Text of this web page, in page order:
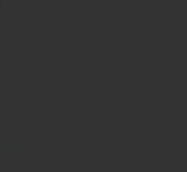
ICON TO SEE MORE OPTIONS
USE SHIMMER STICK 하이라이터